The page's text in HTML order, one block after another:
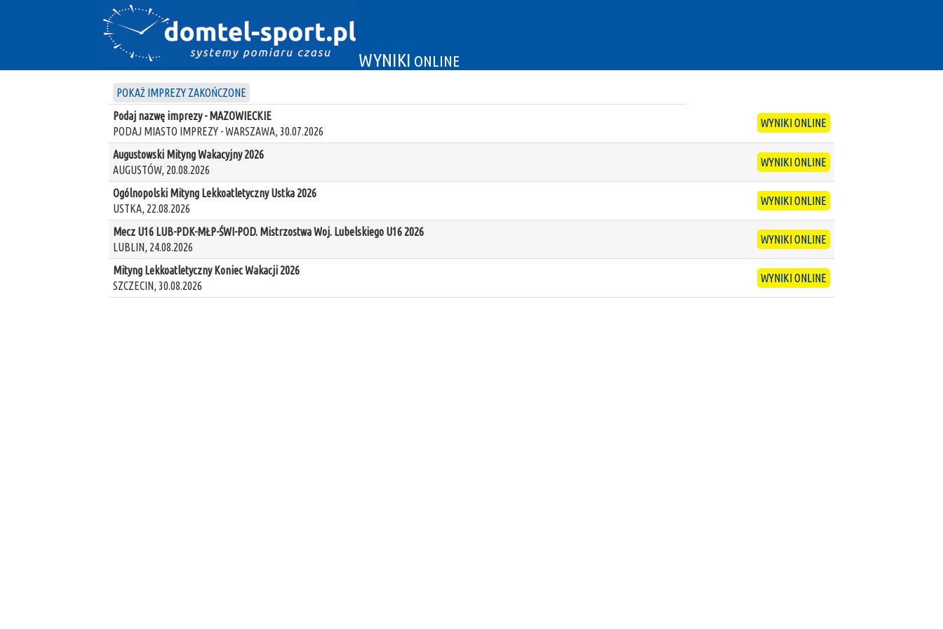
WYNIKI ONLINE
POKAŻ IMPREZY ZAKOŃCZONE
Podaj nazwę imprezy - MAZOWIECKIE
PODAJ MIASTO IMPREZY - WARSZAWA, 30.07.2026
WYNIKI ONLINE
Augustowski Mityng Wakacyjny 2026
AUGUSTÓW, 20.08.2026
WYNIKI ONLINE
Ogólnopolski Mityng Lekkoatletyczny Ustka 2026
USTKA, 22.08.2026
WYNIKI ONLINE
Mecz U16 LUB-PDK-MŁP-ŚWI-POD. Mistrzostwa Woj. Lubelskiego U16 2026
LUBLIN, 24.08.2026
WYNIKI ONLINE
Mityng Lekkoatletyczny Koniec Wakacji 2026
SZCZECIN, 30.08.2026
WYNIKI ONLINE